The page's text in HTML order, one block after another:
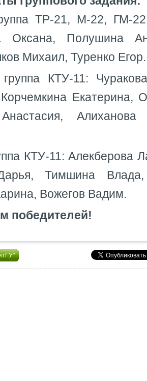
ТР-21, М-22, ГМ-
Оксана, Полушина
Михаил, Туренко Егор.
КТУ-11:
Екатерина,
КТУ-11: Алекберова
Тимшина
Вожегов Вадим.
победителей!